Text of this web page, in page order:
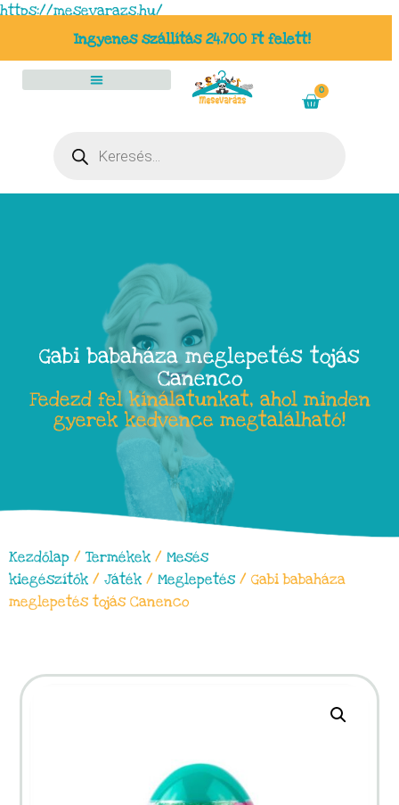
https://mesevarazs.hu/
Ingyenes szállítás 24.700 Ft felett!
0
Gabi babaháza meglepetés tojás
Canenco
Fedezd fel kínálatunkat, ahol minden
gyerek kedvence megtalálható!
Kezdőlap / Termékek / Mesés
kiegészítők / Játék / Meglepetés / Gabi babaháza
meglepetés tojás Canenco